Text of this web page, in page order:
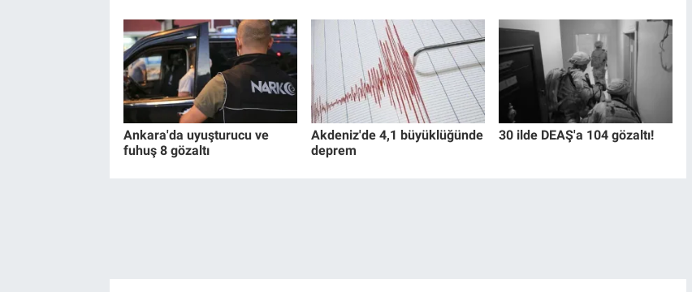
Ankara'da uyuşturucu ve
fuhuş 8 gözaltı
Akdeniz'de 4,1 büyüklüğünde
deprem
30 ilde DEAŞ'a 104 gözaltı!